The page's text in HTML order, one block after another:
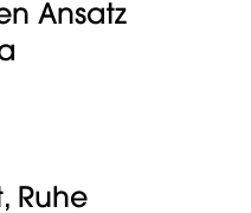
Ansatz
Ruhe